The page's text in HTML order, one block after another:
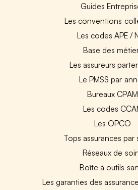
Guides
Les conventions
Les codes APE /
Base des
Les assureurs
Le PMSS par
Bureaux CPAM
Les codes
Les OPCO
Tops assurances par
Réseaux de
Boîte à outils
Les garanties des